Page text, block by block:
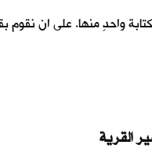
منها. على ان نقوم